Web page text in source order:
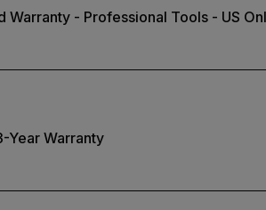
Warranty - Professional Tools - US
Year Warranty